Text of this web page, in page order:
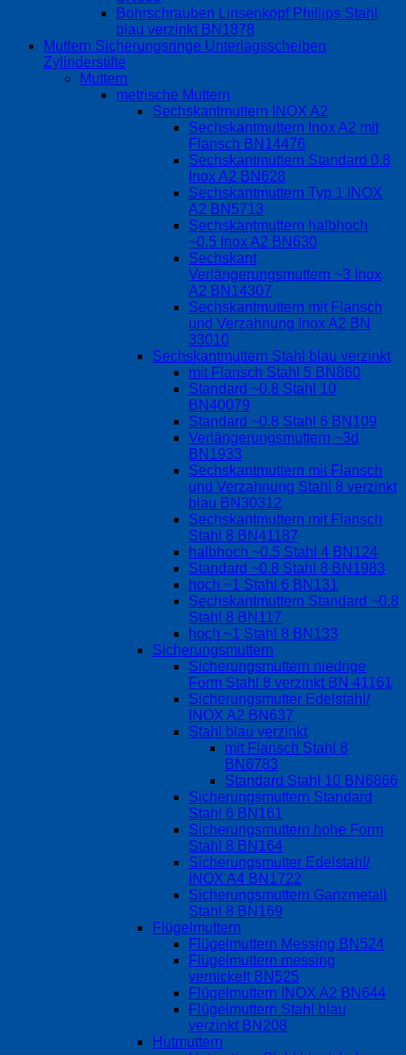
Bohrschrauben Linsenkopf Phillips Stahl
blau verzinkt BN1878
Muttern Sicherungsringe Unterlagsscheiben
Zylinderstifte
Muttern
metrische Muttern
Sechskantmuttern INOX A2
Sechskantmuttern Inox A2 mit
Flansch BN14476
Sechskantmuttern Standard 0.8
Inox A2 BN628
Sechskantmuttern Typ 1 INOX
A2 BN5713
Sechskantmuttern halbhoch
~0.5 Inox A2 BN630
Sechskant
Verlängerungsmuttern ~3 Inox
A2 BN14307
Sechskantmuttern mit Flansch
und Verzahnung Inox A2 BN
33010
Sechskantmuttern Stahl blau verzinkt
mit Flansch Stahl 5 BN860
Standard ~0.8 Stahl 10
BN40079
Standard ~0.8 Stahl 6 BN109
Verlängerungsmuttern ~3d
BN1933
Sechskantmuttern mit Flansch
und Verzahnung Stahl 8 verzinkt
blau BN30312
Sechskantmuttern mit Flansch
Stahl 8 BN41187
halbhoch ~0.5 Stahl 4 BN124
Standard ~0.8 Stahl 8 BN1983
hoch ~1 Stahl 6 BN131
Sechskantmuttern Standard ~0.8
Stahl 8 BN117
hoch ~1 Stahl 8 BN133
Sicherungsmuttern
Sicherungsmuttern niedrige
Form Stahl 8 verzinkt BN 41161
Sicherungsmutter Edelstahl/
INOX A2 BN637
Stahl blau verzinkt
mit Flansch Stahl 8
BN6783
Standard Stahl 10 BN6866
Sicherungsmuttern Standard
Stahl 6 BN161
Sicherungsmuttern hohe Form
Stahl 8 BN164
Sicherungsmutter Edelstahl/
INOX A4 BN1722
Sicherungsmuttern Ganzmetall
Stahl 8 BN169
Flügelmuttern
Flügelmuttern Messing BN524
Flügelmuttern messing
vernickelt BN525
Flügelmuttern INOX A2 BN644
Flügelmuttern Stahl blau
verzinkt BN208
Hutmuttern